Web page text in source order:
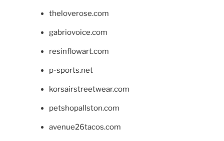
theloverose.com
gabriovoice.com
resinflowart.com
p-sports.net
korsairstreetwear.com
petshopallston.com
avenue26tacos.com